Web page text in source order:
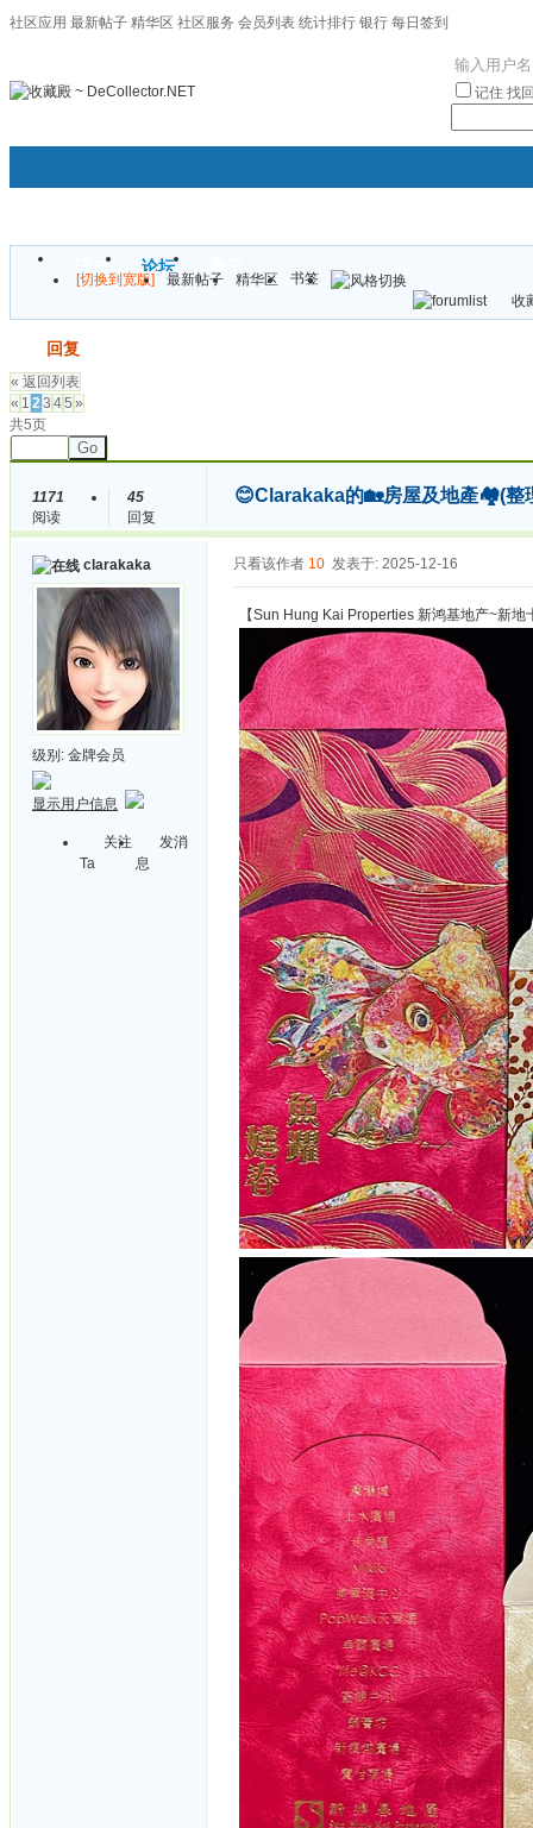
社区应用 最新帖子 精华区 社区服务 会员列表 统计排行 银行 每日签到
记住 找
门户 论坛
[切换到宽版] 最新帖子 精华区
书签
收
回复
« 返回列表
« 1 23 45 »
共5页
Go
1171
阅读
45
回复
😊Clarakaka的🏡房屋及地產🏘️(整
clarakaka
级别: 金牌会员
显示用户信息
关注
Ta
发消
息
只看该作者 10 发表于: 2025-12-16
【Sun Hung Kai Properties 新鸿基地产~新